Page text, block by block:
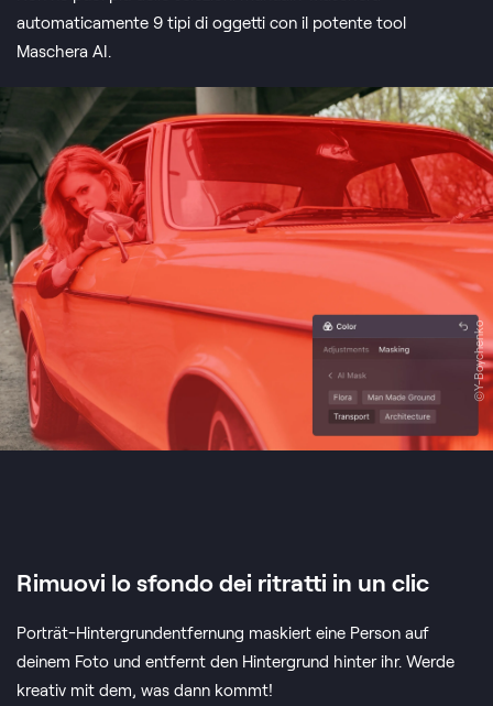
©Y-Boychenko
automaticamente 9 tipi di oggetti con il potente tool
Maschera AI.
Rimuovi lo sfondo dei ritratti in un clic
Porträt-Hintergrundentfernung maskiert eine Person auf
deinem Foto und entfernt den Hintergrund hinter ihr. Werde
kreativ mit dem, was dann kommt!